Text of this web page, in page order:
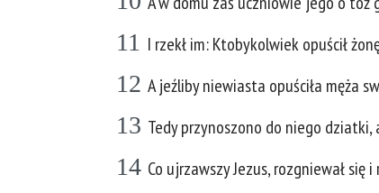
11 I rzekł im: Ktobykolwiek opuścił
12 A jeźliby niewiasta opuściła męża
13 Tedy przynoszono do niego
14 Co ujrzawszy Jezus, rozgniewał